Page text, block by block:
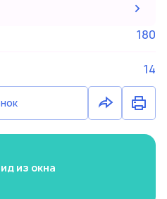
180
14
из окна